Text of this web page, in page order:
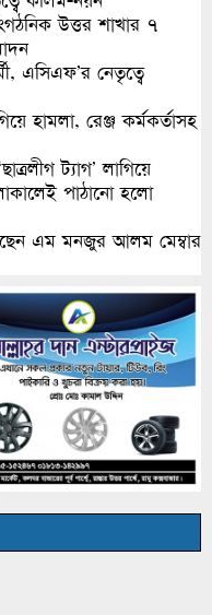
উত্তর শাখার ৭
এসিএফ’র নেতৃত্বে
হামলা, রেঞ্জ কর্মকর্তাসহ
ট্যাগ’ লাগিয়ে
পাঠানো হলো
এম মনজুর আলম মেম্বার